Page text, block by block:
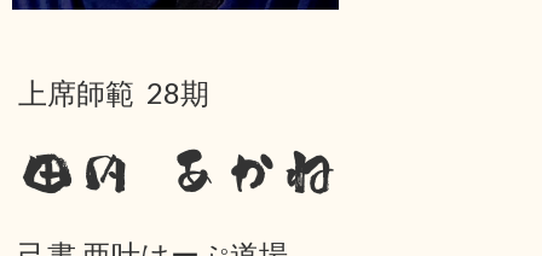
上席師範 28期
田内 あかね